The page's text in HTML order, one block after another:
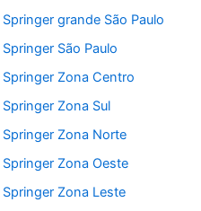
grande São Paulo
São Paulo
Zona Centro
Zona Sul
Zona Norte
Zona Oeste
Zona Leste